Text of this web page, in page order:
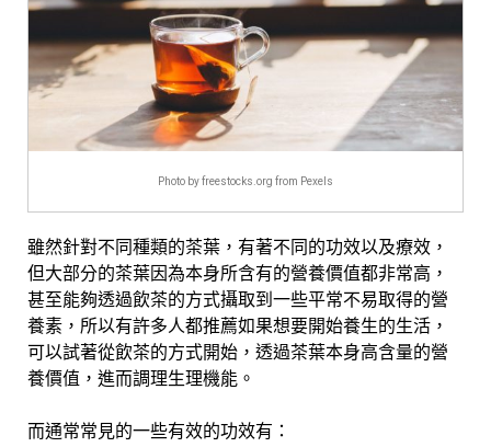
Photo by freestocks.org from Pexels
雖然針對不同種類的茶葉，有著不同的功效以及療效，
但大部分的茶葉因為本身所含有的營養價值都非常高，
甚至能夠透過飲茶的方式攝取到一些平常不易取得的營
養素，所以有許多人都推薦如果想要開始養生的生活，
可以試著從飲茶的方式開始，透過茶葉本身高含量的營
養價值，進而調理生理機能。
而通常常見的一些有效的功效有：